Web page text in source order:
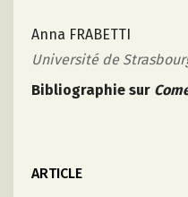
Anna FRABETTI
Université de
Bibliographie sur
ARTICLE